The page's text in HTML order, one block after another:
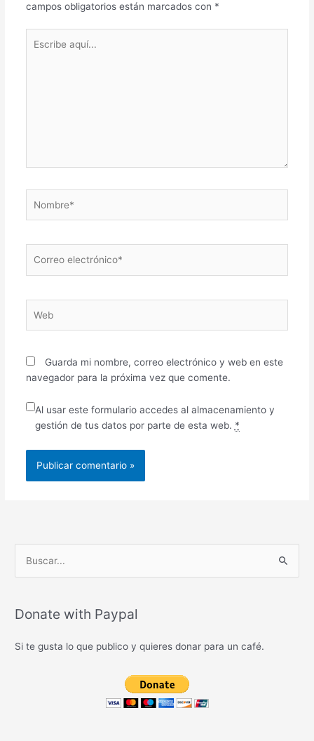
campos obligatorios están marcados con *
aquí...
electrónico*
Guarda mi nombre, correo electrónico y web en este
navegador para la próxima vez que comente.
Al usar este formulario accedes al almacenamiento y
gestión de tus datos por parte de esta web. *
c
r
Donate with Paypal
Si te gusta lo que publico y quieres donar para un café.